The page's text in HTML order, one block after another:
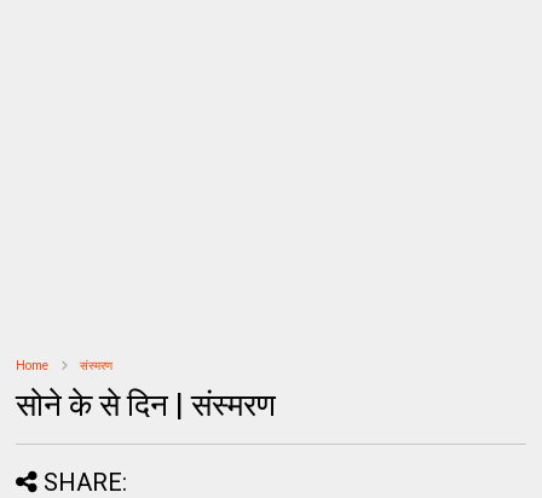
Home संस्मरण
सोने के से दिन | संस्मरण
SHARE: